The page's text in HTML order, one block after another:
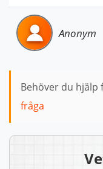
Anonym
Behöver du hjälp
fråga